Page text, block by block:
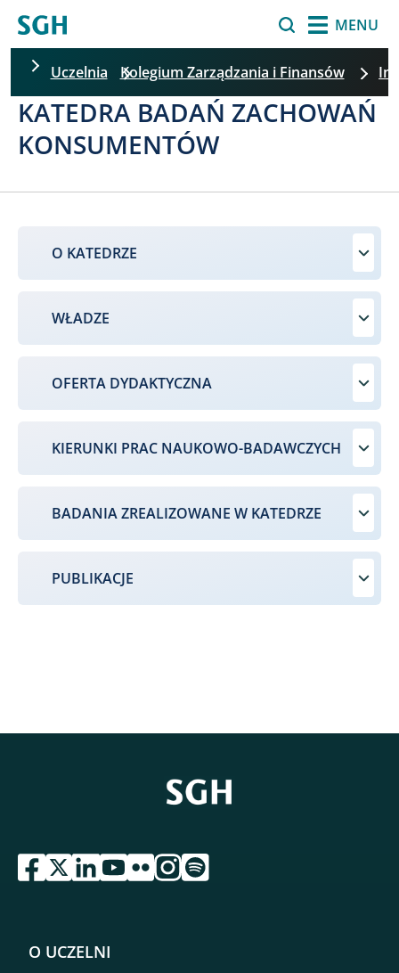
MENU
Uczelnia Kolegium Zarządzania i Finansów
Pomiń filtrowanie
KATEDRA BADAŃ ZACHOWAŃ
KONSUMENTÓW
O KATEDRZE
WŁADZE
OFERTA DYDAKTYCZNA
KIERUNKI PRAC NAUKOWO-BADAWCZYCH
BADANIA ZREALIZOWANE W KATEDRZE
PUBLIKACJE
przejdź do serwisu facebook sgh
przejdź do serwisu twitter sgh
przejdź do serwisu linkedin sgh
przejdź do serwisu youtube sgh
przejdź do serwisu flickr sgh
przejdź do serwisu instagram sgh
przejdź do serwisu spotify sgh
O UCZELNI